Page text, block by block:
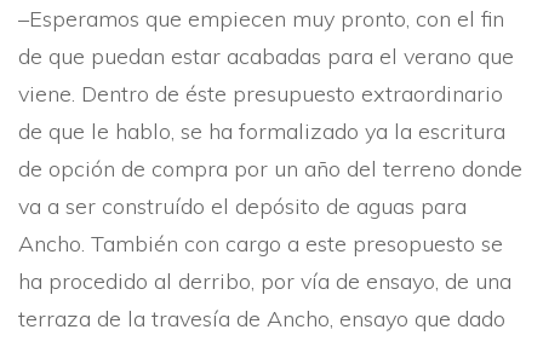
–Esperamos que empiecen muy pronto, con el fin
de que puedan estar acabadas para el verano que
viene. Dentro de éste presupuesto extraordinario
de que le hablo, se ha formalizado ya la escritura
de opción de compra por un año del terreno donde
va a ser construí­do el depósito de aguas para
Ancho. También con cargo a este preso­puesto se
ha procedido al derribo, por ví­a de ensayo, de una
terraza de la travesí­a de Ancho, ensayo que dado